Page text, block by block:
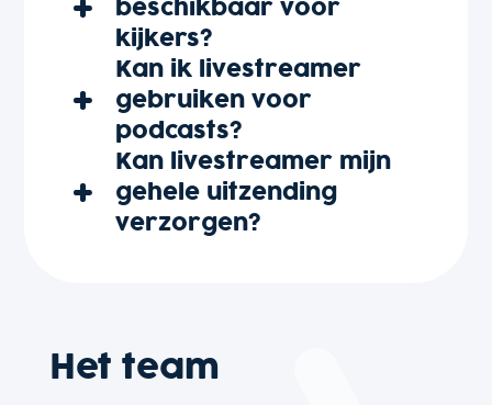
beschikbaar voor
kijkers?
Kan ik livestreamer
gebruiken voor
podcasts?
Kan livestreamer mijn
gehele uitzending
verzorgen?
Het team